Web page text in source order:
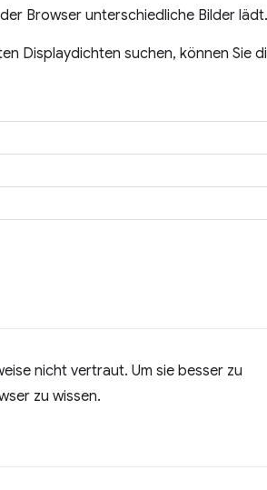
Browser unterschiedliche Bilder lädt.
Displaydichten suchen, können Sie
nicht vertraut. Um sie besser zu
zu wissen.